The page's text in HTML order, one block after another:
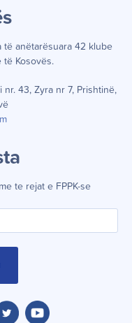
s
të anëtarësuara 42 klube
të Kosovës.
nr. 43, Zyra nr 7, Prishtinë,
te rejat e FPPK-se